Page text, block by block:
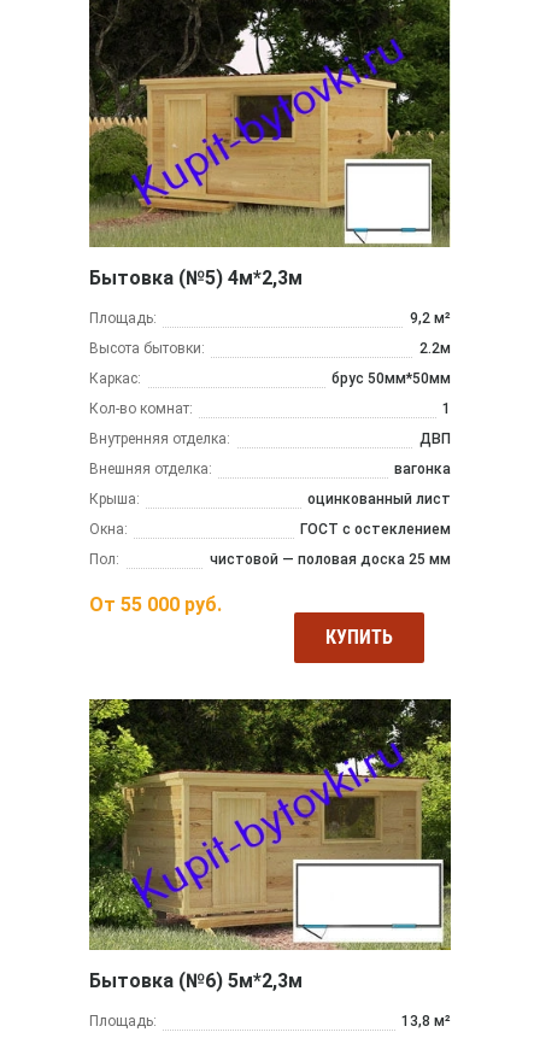
Бытовка (№5) 4м*2,3м
Площадь:
9,2 м²
Высота бытовки:
2.2м
Каркас:
брус 50мм*50мм
Кол-во комнат:
1
Внутренняя отделка:
ДВП
Внешняя отделка:
вагонка
Крыша:
оцинкованный лист
Окна:
ГОСТ с остеклением
Пол:
чистовой — половая доска 25 мм
От 55 000 руб.
КУПИТЬ
Бытовка (№6) 5м*2,3м
Площадь:
13,8 м²